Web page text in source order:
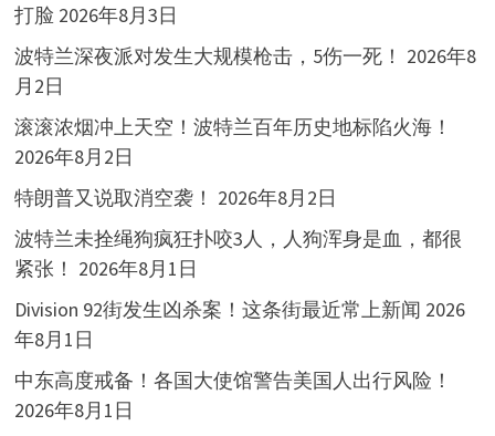
打脸 2026年8月3日
波特兰深夜派对发生大规模枪击，5伤一死！ 2026年8
月2日
滚滚浓烟冲上天空！波特兰百年历史地标陷火海！
2026年8月2日
特朗普又说取消空袭！ 2026年8月2日
波特兰未拴绳狗疯狂扑咬3人，人狗浑身是血，都很
紧张！ 2026年8月1日
Division 92街发生凶杀案！这条街最近常上新闻 2026
年8月1日
中东高度戒备！各国大使馆警告美国人出行风险！
2026年8月1日